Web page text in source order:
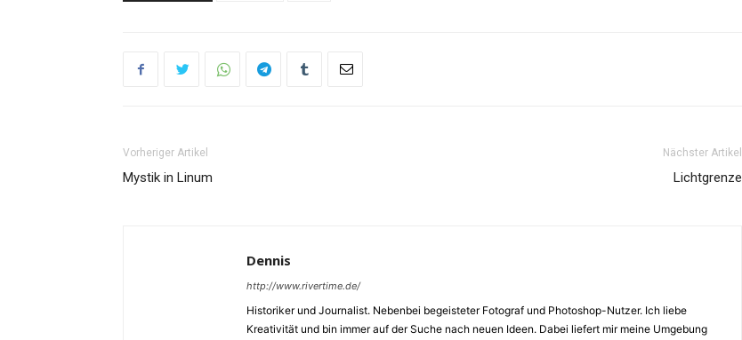
Vorheriger Artikel
Mystik in Linum
Nächster Artikel
Lichtgrenze
Dennis
http://www.rivertime.de/
Historiker und Journalist. Nebenbei begeisteter Fotograf und Photoshop-Nutzer. Ich liebe
Kreativität und bin immer auf der Suche nach neuen Ideen. Dabei liefert mir meine Umgebung